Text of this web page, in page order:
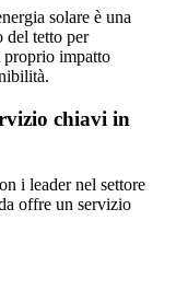
solare è una
del tetto per
proprio impatto
chiavi in
i leader nel settore
offre un servizio